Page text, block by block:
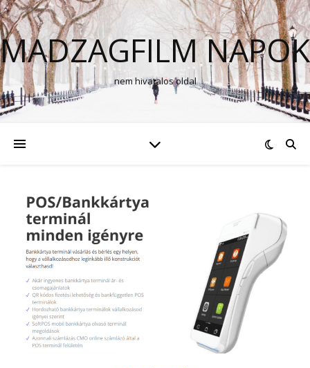
MADZAGFILM NAPOK
nem hivatalos oldal